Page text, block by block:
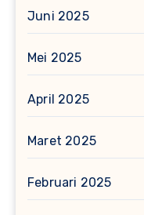
Juni 2025
Mei 2025
April 2025
Maret 2025
Februari 2025